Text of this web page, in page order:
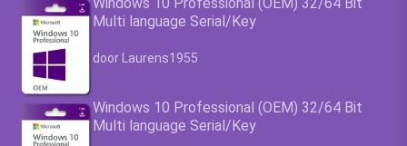
Multi language Serial/Key
Waardering4.63uit 5
door Laurens1955
Windows 10 Professional (OEM) 32/64 Bit
Multi language Serial/Key